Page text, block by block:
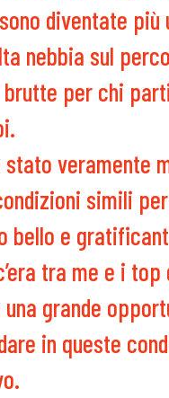
diventate
nebbia sul
per chi
veramente
simili
bello e
tra me e i
grande
in queste